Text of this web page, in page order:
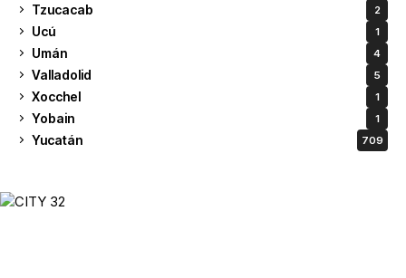
Tzucacab 2
Ucú 1
Umán 4
Valladolid 5
Xocchel 1
Yobain 1
Yucatán 709